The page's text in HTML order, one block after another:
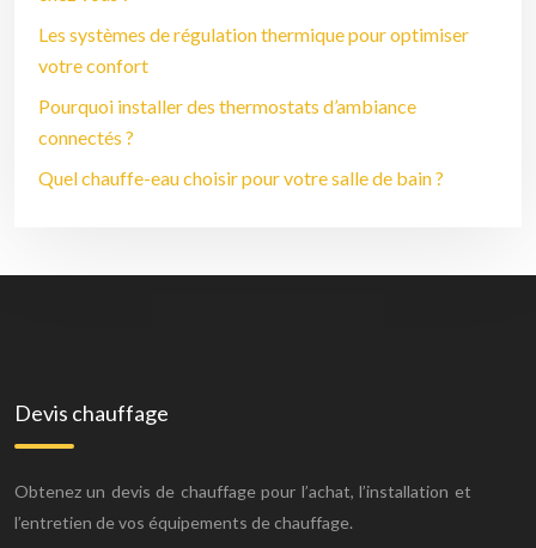
Les systèmes de régulation thermique pour optimiser
votre confort
Pourquoi installer des thermostats d’ambiance
connectés ?
Quel chauffe-eau choisir pour votre salle de bain ?
Devis chauffage
Obtenez un devis de chauffage pour l’achat, l’installation et
l’entretien de vos équipements de chauffage.